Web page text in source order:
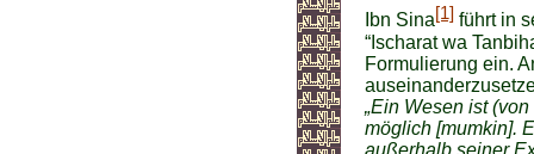
Ibn Sina[1] führt in
“Ischarat wa
Formulierung ein.
„Ein Wesen ist
möglich [mumkin].
außerhalb seiner